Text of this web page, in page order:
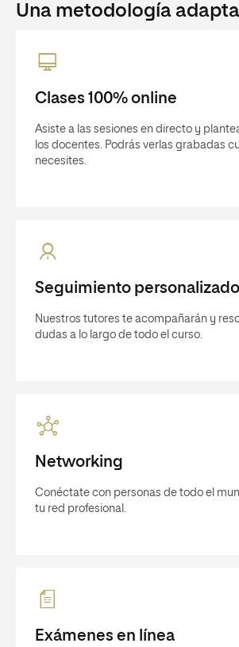
Una metodología
Clases 100% online
Asiste a las sesiones en directo y
los docentes. Podrás verlas grabadas
necesites.
Seguimiento personalizado
Nuestros tutores te acompañarán y
dudas a lo largo de todo el curso.
Networking
Conéctate con personas de todo el
tu red profesional.
Exámenes en línea